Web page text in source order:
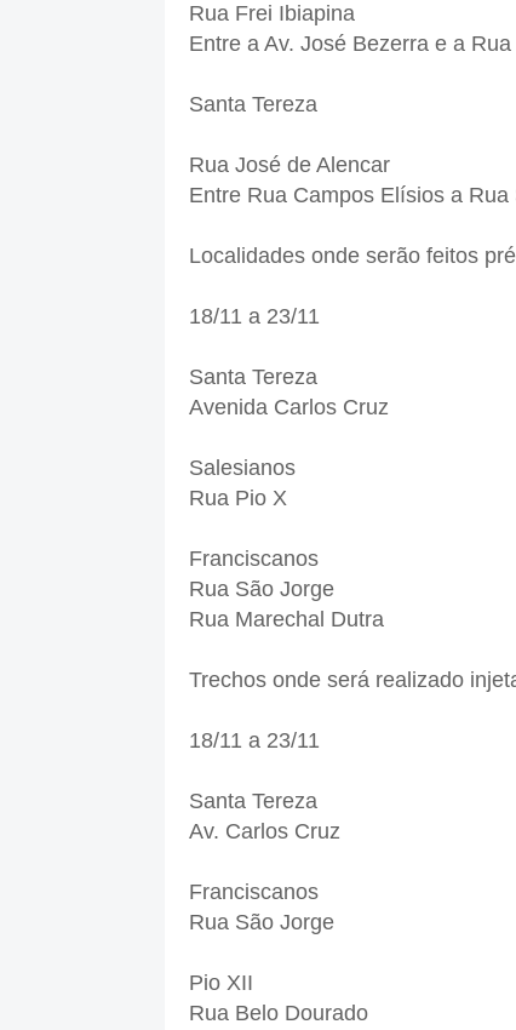
Rua Frei Ibiapina
Entre a Av. José Bezerra e a
Santa Tereza
Rua José de Alencar
Entre Rua Campos Elísios a Rua
Localidades onde serão feitos
18/11 a 23/11
Santa Tereza
Avenida Carlos Cruz
Salesianos
Rua Pio X
Franciscanos
Rua São Jorge
Rua Marechal Dutra
Trechos onde será realizado
18/11 a 23/11
Santa Tereza
Av. Carlos Cruz
Franciscanos
Rua São Jorge
Pio XII
Rua Belo Dourado